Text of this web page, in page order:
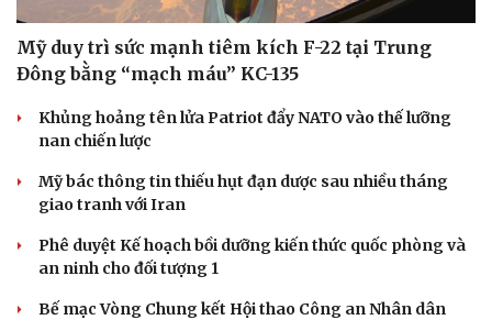
Mỹ duy trì sức mạnh tiêm kích F-22 tại Trung
Đông bằng “mạch máu” KC-135
Khủng hoảng tên lửa Patriot đẩy NATO vào thế lưỡng
nan chiến lược
Mỹ bác thông tin thiếu hụt đạn dược sau nhiều tháng
giao tranh với Iran
Phê duyệt Kế hoạch bồi dưỡng kiến thức quốc phòng và
an ninh cho đối tượng 1
Bế mạc Vòng Chung kết Hội thao Công an Nhân dân